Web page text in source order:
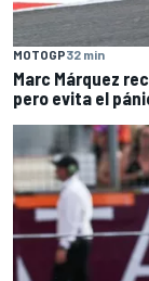
MOTOGP32 min
Marc Márquez
pero evita el